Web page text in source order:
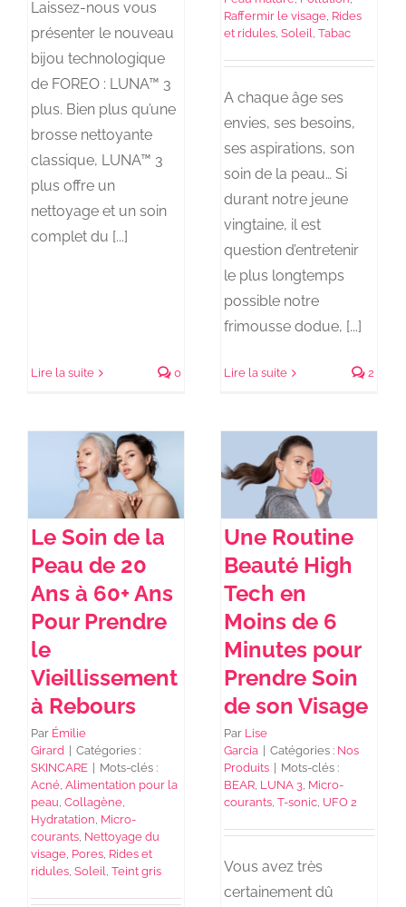
Laissez-nous vous
présenter le nouveau
bijou technologique
de FOREO : LUNA™ 3
plus. Bien plus qu’une
brosse nettoyante
classique, LUNA™ 3
plus offre un
nettoyage et un soin
complet du [...]
Lire la suite 0
Raffermir le visage, Rides
et ridules,Soleil,Tabac
A chaque âge ses
envies, ses besoins,
ses aspirations, son
soin de la peau… Si
durant notre jeune
vingtaine, il est
question d’entretenir
le plus longtemps
possible notre
frimousse dodue, [...]
Lire la suite 2
Le Soin de la
Peau de 20
Ans à 60+ Ans
Pour Prendre
le
Vieillissement
à Rebours
Par Émilie
Girard
Catégories :
SKINCARE
Mots-clés :
Acné ,Alimentation pour la
peau ,Collagène
Hydratation Micro-
courants Nettoyage du
visage Pores Rides et
ridules ,Soleil ,Teint gris
Une Routine
Beauté High
Tech en
Moins de 6
Minutes pour
Prendre Soin
de son Visage
Par Lise
Garcia
Catégories : Nos
Produits
Mots-clés :
BEAR LUNA 3 Micro-
courants ,T-sonic UFO 2
Vous avez très
certainement dû